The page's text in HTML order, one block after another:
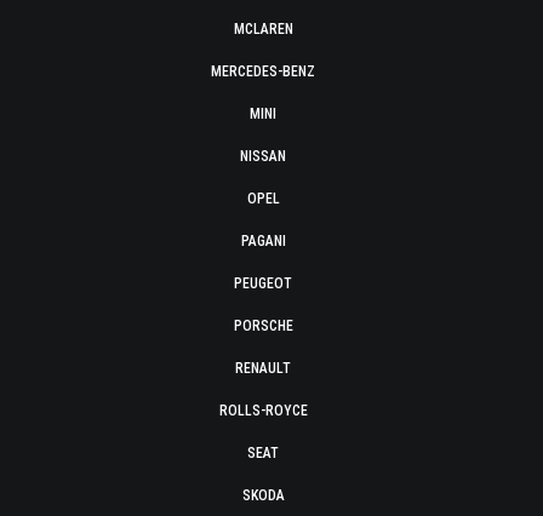
MCLAREN
MERCEDES-BENZ
MINI
NISSAN
OPEL
PAGANI
PEUGEOT
PORSCHE
RENAULT
ROLLS-ROYCE
SEAT
SKODA